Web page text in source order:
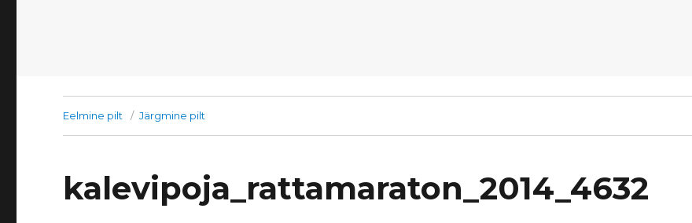
Eelmine pilt Järgmine pilt
kalevipoja_rattamaraton_2014_4632